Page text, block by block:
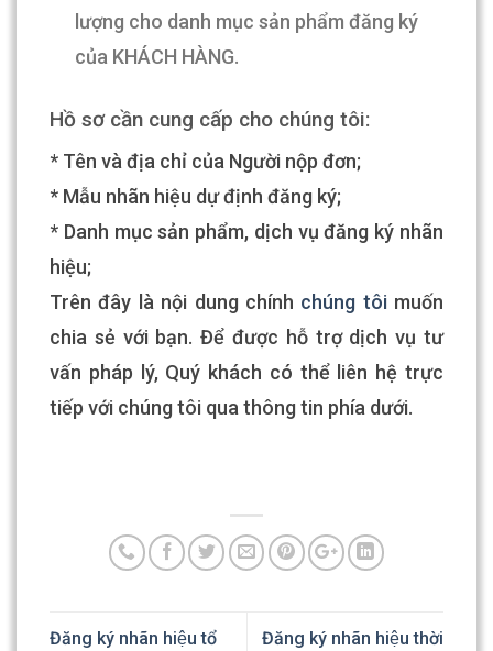
lượng cho danh mục sản phẩm đăng ký
của KHÁCH HÀNG.
Hồ sơ cần cung cấp cho chúng tôi:
* Tên và địa chỉ của Người nộp đơn;
* Mẫu nhãn hiệu dự định đăng ký;
* Danh mục sản phẩm, dịch vụ đăng ký nhãn
hiệu;
Trên đây là nội dung chính chúng tôimuốn
chia sẻ với bạn. Để được hỗ trợ dịch vụ tư
vấn pháp lý, Quý khách có thể liên hệ trực
tiếp với chúng tôi qua thông tin phía dưới.
Đăng ký nhãn hiệu tổ
Đăng ký nhãn hiệu thời